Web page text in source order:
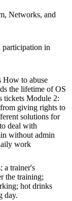
Networks, and
participation in
How to abuse
the lifetime of OS
tickets Module 2:
giving rights to
solutions for
deal with
without admin
work
a trainer's
the training;
hot drinks
day.